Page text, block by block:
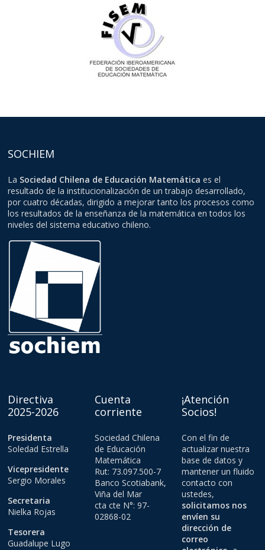
SOCHIEM
La Sociedad Chilena de Educación Matemática es el
resultado de la institucionalización de un trabajo desarrollado,
por cuatro décadas, dirigido a mejorar tanto los procesos como
los resultados de la enseñanza de la matemática en todos los
niveles del sistema educativo chileno.
Directiva
2025-2026
Presidenta
Soledad Estrella
Vicepresidente
Sergio Morales
Secretaria
Nielka Rojas
Tesorera
Guadalupe Lugo
Cuenta
corriente
Sociedad Chilena
de Educación
Matemática
Rut: 73.097.500-7
Banco Scotiabank,
Viña del Mar
cta cte N°: 97-
02868-02
¡Atención
Socios!
Con el fin de
actualizar nuestra
base de datos y
mantener un fluido
contacto con
ustedes,
solicitamos nos
envíen su
dirección de
correo